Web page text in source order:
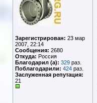
Зарегистрирован: 23 мар
2007, 22:14
Сообщения: 2680
Откуда: Россия
Благодарил (а): 329 раз.
Поблагодарили: 424 раз.
Заслуженная репутация:
21